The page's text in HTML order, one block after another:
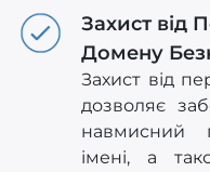
Захист від
Домену
Захист від
дозволяє
навмисний
імені, а